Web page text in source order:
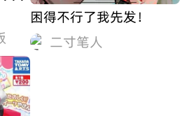
困得不行了我先发！
二寸笔人